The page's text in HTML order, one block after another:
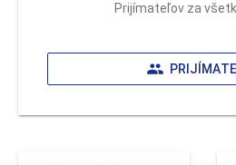
Prijímateľov za